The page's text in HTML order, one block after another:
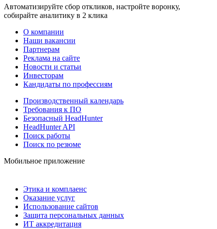
Автоматизируйте сбор откликов, настройте воронку,
собирайте аналитику в 2 клика
О компании
Наши вакансии
Партнерам
Реклама на сайте
Новости и статьи
Инвесторам
Кандидаты по профессиям
Производственный календарь
Требования к ПО
Безопасный HeadHunter
HeadHunter API
Поиск работы
Поиск по резюме
Мобильное приложение
Этика и комплаенс
Оказание услуг
Использование сайтов
Защита персональных данных
ИТ аккредитация